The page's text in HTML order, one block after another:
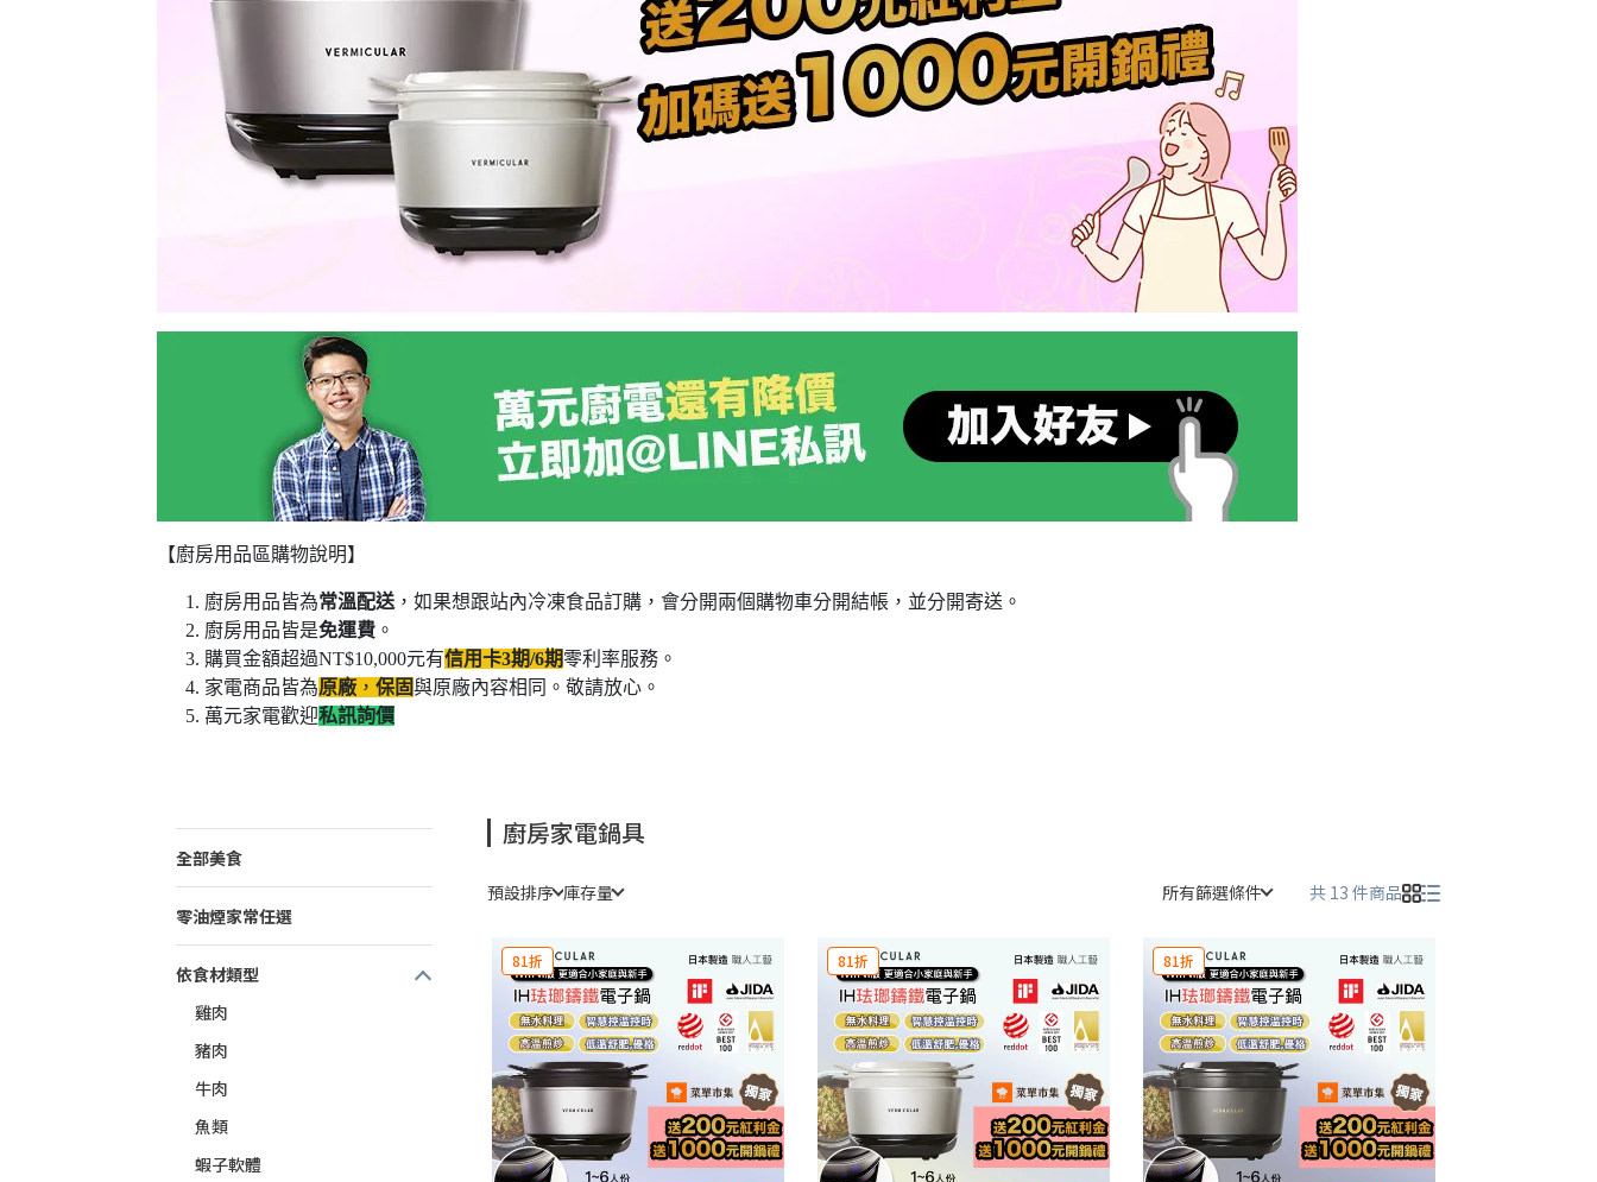
【廚房用品區購物說明】
廚房用品皆為常溫配送 ，如果想跟站內冷凍食品訂購，會分開兩個購物車分開結帳，並分開寄送。
廚房用品皆是免運費 。
購買金額超過NT$10,000元有信用卡3期/6期零利率服務。
家電商品皆為原廠 ， 保固與原廠內容相同。敬請放心。
萬元家電歡迎私訊詢價
全部美食
零油煙家常任選
依食材類型
雞肉
豬肉
牛肉
魚類
蝦子軟體
廚房家電鍋具
預設排序 庫存量 所有篩選條件 共 13 件商品
81折 81折 81折